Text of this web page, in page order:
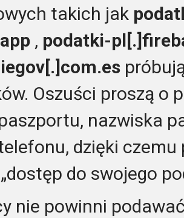
takich jak
, podatki-
Oszuści proszą o
nazwiska
dzięki
do swojego
nie powinni